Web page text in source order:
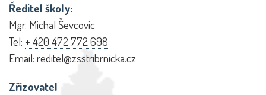
Ředitel školy:
Mgr. Michal Ševcovic
Tel: + 420 472 772 698
Email: reditel@zsstribrnicka.cz
Zřizovatel